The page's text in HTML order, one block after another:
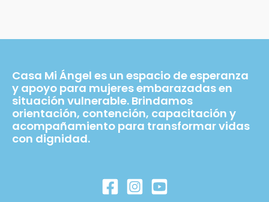
Casa Mi Ángel es un espacio de esperanza
y apoyo para mujeres embarazadas en
situación vulnerable. Brindamos
orientación, contención, capacitación y
acompañamiento para transformar vidas
con dignidad.